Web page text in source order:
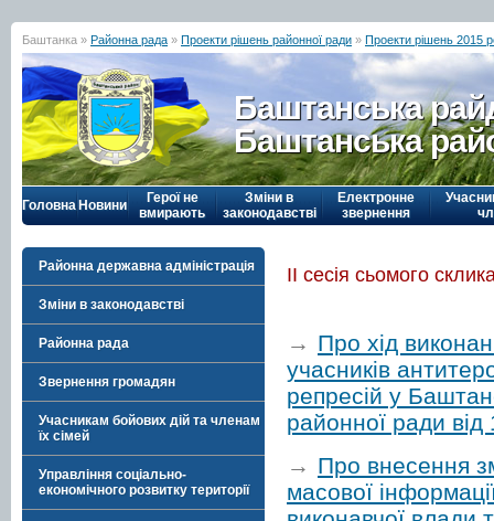
Баштанка » Районна рада » Проекти рішень районної ради » Проекти рішень 2015
Баштанська
Баштанська
Головна Новини
Герої не
вмирають
Зміни в
законодавстві
Електронне
звернення
Районна державна адміністрація
Зміни в законодавстві
Районна рада
Звернення громадян
Учасникам бойових дій та членам
їх сімей
Управління соціально-
економічного розвитку території
ІІ сесія сьомого
→ Про хід
учасників
репресій у
районної ради
→ Про внесення
масової